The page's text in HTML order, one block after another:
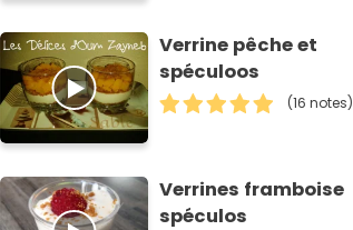
Verrine pêche et
spéculoos
(16 notes)
Verrines framboise
spéculos